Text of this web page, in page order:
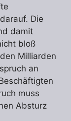
Die
damit
bloß
Milliarden
an
muss
Absturz